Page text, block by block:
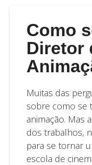
Como
Diretor
Muitas das
sobre como se
animação. Mas
dos trabalhos,
para se tornar
escola de